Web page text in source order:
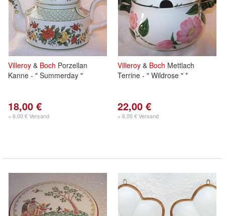
Villeroy & Boch Porzellan
Kanne - " Summerday "
18,00 €
+ 6,00 € Versand
Villeroy & Boch Mettlach
Terrine - " Wildrose " *
22,00 €
+ 6,00 € Versand